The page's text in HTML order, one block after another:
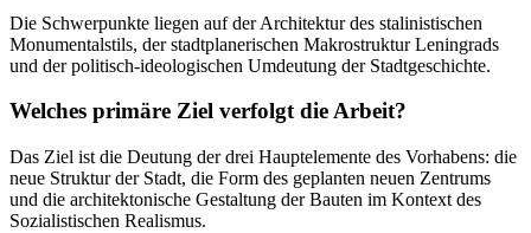
Die Schwerpunkte liegen auf der Architektur des stalinistischen
Monumentalstils, der stadtplanerischen Makrostruktur Leningrads
und der politisch-ideologischen Umdeutung der Stadtgeschichte.
Welches primäre Ziel verfolgt die Arbeit?
Das Ziel ist die Deutung der drei Hauptelemente des Vorhabens: die
neue Struktur der Stadt, die Form des geplanten neuen Zentrums
und die architektonische Gestaltung der Bauten im Kontext des
Sozialistischen Realismus.